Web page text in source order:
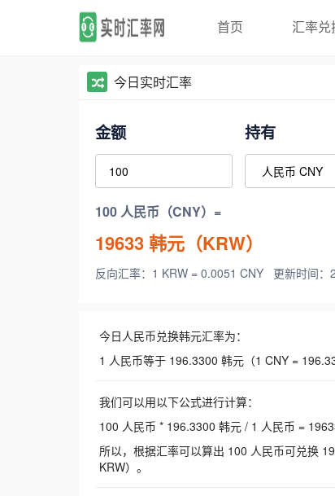
首页 汇率兑
今日实时汇率
金额 持有
100 人民币（CNY）=
19633韩元（KRW）
反向汇率：1 KRW = 0.0051 CNY 更新时间
今日人民币兑换韩元汇率为：
1 人民币等于 196.3300 韩元（1 CNY =
我们可以用以下公式进行计算：
100 人民币 * 196.3300 韩元 / 1 人民币 =
所以，根据汇率可以算出 100 人民币可兑换
KRW）。